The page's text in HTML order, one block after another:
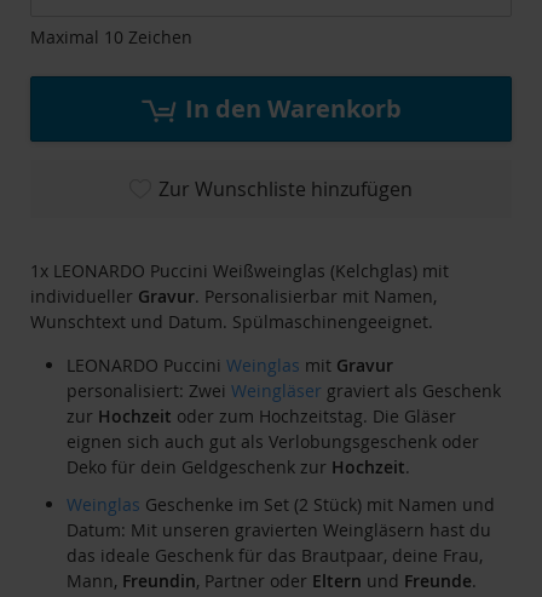
Maximal 10 Zeichen
In den Warenkorb
Zur Wunschliste hinzufügen
1x LEONARDO Puccini Weißweinglas (Kelchglas) mit
individueller Gravur. Personalisierbar mit Namen,
Wunschtext und Datum. Spülmaschinengeeignet.
LEONARDO Puccini Weinglas mit Gravur
personalisiert: Zwei Weingläser graviert als Geschenk
zur Hochzeit oder zum Hochzeitstag. Die Gläser
eignen sich auch gut als Verlobungsgeschenk oder
Deko für dein Geldgeschenk zur Hochzeit.
Weinglas Geschenke im Set (2 Stück) mit Namen und
Datum: Mit unseren gravierten Weingläsern hast du
das ideale Geschenk für das Brautpaar, deine Frau,
Mann, Freundin, Partner oder Eltern und Freunde.